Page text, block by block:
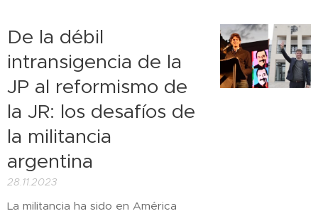
De la débil
intransigencia de la
JP al reformismo de
la JR: los desafíos de
la militancia
argentina
28.11.2023
La militancia ha sido en América